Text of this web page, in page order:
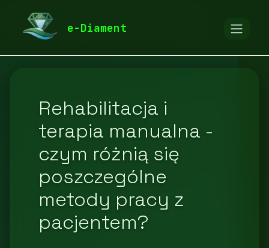
e-Diament
diamentspa.pl
Rehabilitacja i
terapia manualna -
czym różnią się
poszczególne
metody pracy z
pacjentem?